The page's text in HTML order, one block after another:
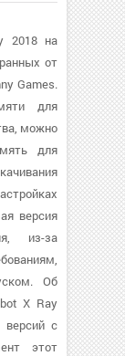
2018 на
от
Games.
для
можно
для
версия
из-за
Об
X Ray
версий с
этот